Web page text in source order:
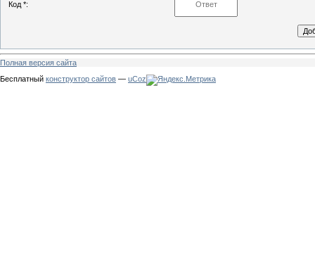
Код *:
Полная версия сайта
Бесплатный конструктор сайтов — uCoz